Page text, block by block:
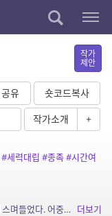
작가
제안
공유
숏코드복사
작가소개 +
#세력대립 #종족#시간여
소개: [희지] ……살고 싶어서 했던 상상이 현실에 스며들었다. 어중간한 사회인 1이 된 지금의 강희지는 그것과는 전혀 상관없는, 음악을 쓰는 사람. 그리고 언젠가부... 더보기